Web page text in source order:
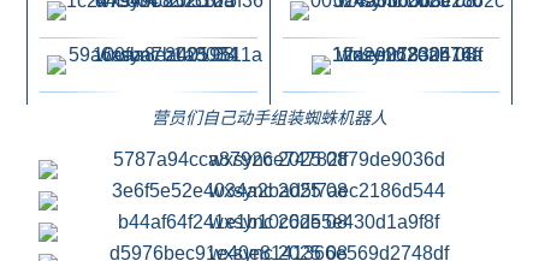
营员们自己动手组装蜘蛛机器人